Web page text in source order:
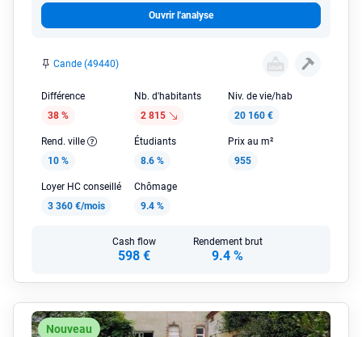
Ouvrir l'analyse
Cande (49440)
Différence
38 %
Nb. d'habitants
2 815
Niv. de vie/hab
20 160 €
Rend. ville
10 %
Étudiants
8.6 %
Prix au m²
955
Loyer HC conseillé
3 360 €/mois
Chômage
9.4 %
Cash flow
598 €
Rendement brut
9.4 %
Nouveau